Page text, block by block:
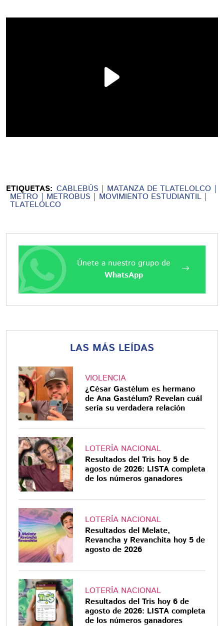
ETIQUETAS: CABLEBÚS MATANZA DE TLATELOLCO
METRO METROBUS MOVIMIENTO ESTUDIANTIL
TLATELOLCO
Únete a nuestro grupo de
WhatsApp
LAS MÁS LEÍDAS
VIOLENCIA
¿César Gastélum es hermano
de Ana Gastélum? Revelan cuál
sería su verdadera relación
LOTERÍA NACIONAL
Resultados del Tris hoy 5 de
agosto de 2026: LISTA completa
de los números ganadores
LOTERÍA NACIONAL
Resultados del Melate,
Revancha y Revanchita hoy 5 de
agosto de 2026
LOTERÍA NACIONAL
Resultados del Tris hoy 6 de
agosto de 2026: LISTA completa
de los números ganadores